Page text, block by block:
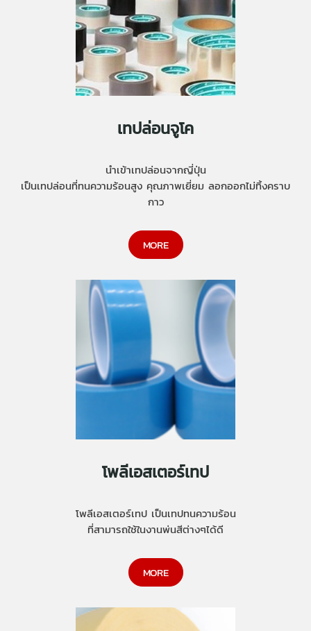
เทปล่อนจูโค
นำเข้าเทปล่อนจากญี่ปุ่น
เป็นเทปล่อนที่ทนความร้อนสูง คุณภาพเยี่ยม ลอกออกไม่ทิ้งคราบ
กาว
MORE
โพลีเอสเตอร์เทป
โพลีเอสเตอร์เทป เป็นเทปทนความร้อน
ที่สามารถใช้ในงานพ่นสีต่างๆได้ดี
MORE